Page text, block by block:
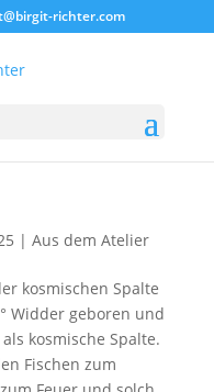
richter.com
| Aus dem Atelier
kosmischen Spalte
Widder geboren und
kosmische Spalte.
Fischen zum